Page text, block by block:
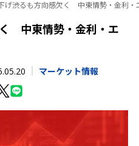
げ渋るも方向感欠く 中東情勢・金利・
中東情勢・金利・エ
マーケット情報